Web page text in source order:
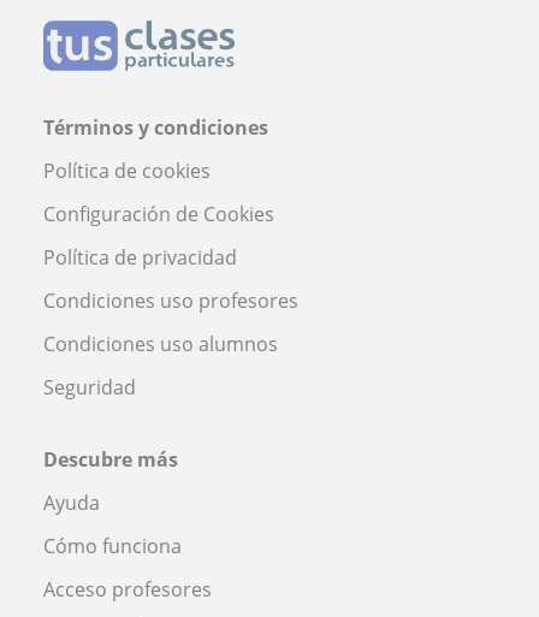
Términos y condiciones
Política de cookies
Configuración de Cookies
Política de privacidad
Condiciones uso profesores
Condiciones uso alumnos
Seguridad
Descubre más
Ayuda
Cómo funciona
Acceso profesores